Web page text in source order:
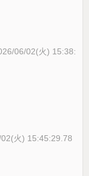
06/02(火) 15:38:
火) 15:45:29.78